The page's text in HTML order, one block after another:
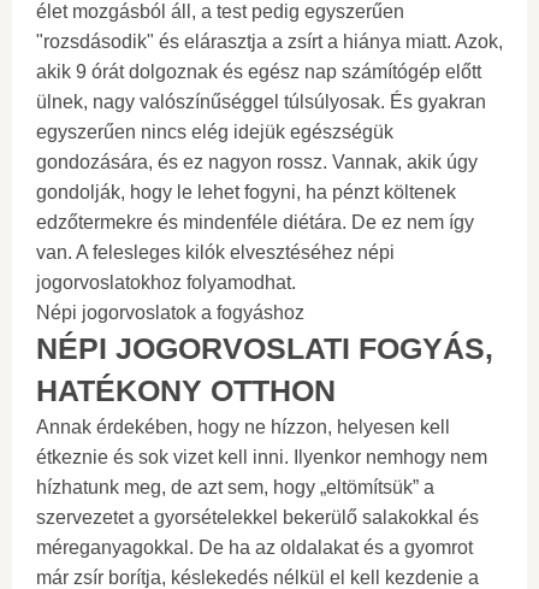
élet mozgásból áll, a test pedig egyszerűen
"rozsdásodik" és elárasztja a zsírt a hiánya miatt. Azok,
akik 9 órát dolgoznak és egész nap számítógép előtt
ülnek, nagy valószínűséggel túlsúlyosak. És gyakran
egyszerűen nincs elég idejük egészségük
gondozására, és ez nagyon rossz. Vannak, akik úgy
gondolják, hogy le lehet fogyni, ha pénzt költenek
edzőtermekre és mindenféle diétára. De ez nem így
van. A felesleges kilók elvesztéséhez népi
jogorvoslatokhoz folyamodhat.
Népi jogorvoslatok a fogyáshoz
NÉPI JOGORVOSLATI FOGYÁS,
HATÉKONY OTTHON
Annak érdekében, hogy ne hízzon, helyesen kell
étkeznie és sok vizet kell inni. Ilyenkor nemhogy nem
hízhatunk meg, de azt sem, hogy „eltömítsük” a
szervezetet a gyorsételekkel bekerülő salakokkal és
méreganyagokkal. De ha az oldalakat és a gyomrot
már zsír borítja, késlekedés nélkül el kell kezdenie a